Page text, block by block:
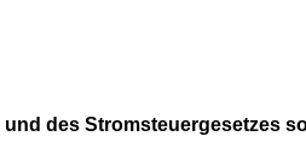
des Stromsteuergesetzes